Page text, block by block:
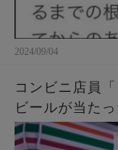
2024/09/04
コンビニ店員
ビールが当た
て…』店員「呼